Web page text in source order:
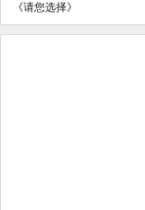
《请您选择》